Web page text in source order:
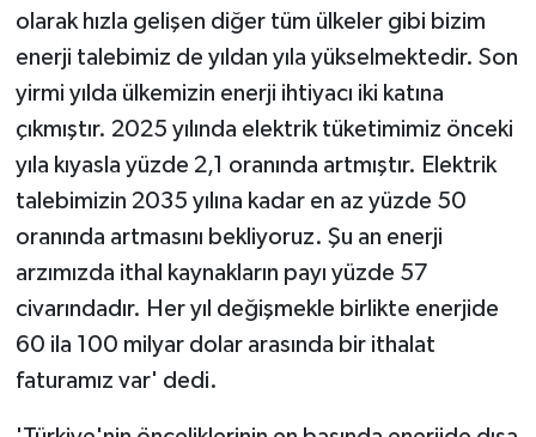
olarak hızla gelişen diğer tüm ülkeler gibi bizim
enerji talebimiz de yıldan yıla yükselmektedir. Son
yirmi yılda ülkemizin enerji ihtiyacı iki katına
çıkmıştır. 2025 yılında elektrik tüketimimiz önceki
yıla kıyasla yüzde 2,1 oranında artmıştır. Elektrik
talebimizin 2035 yılına kadar en az yüzde 50
oranında artmasını bekliyoruz. Şu an enerji
arzımızda ithal kaynakların payı yüzde 57
civarındadır. Her yıl değişmekle birlikte enerjide
60 ila 100 milyar dolar arasında bir ithalat
faturamız var' dedi.